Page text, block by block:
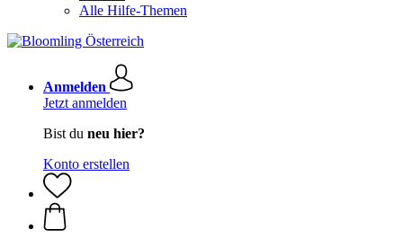
Alle Hilfe-Themen
Anmelden
Jetzt anmelden
Bist du neu hier?
Konto erstellen